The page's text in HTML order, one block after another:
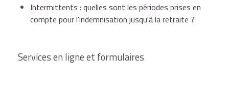
Intermittents : quelles sont les périodes prises en
compte pour l'indemnisation jusqu'à la retraite ?
Services en ligne et formulaires